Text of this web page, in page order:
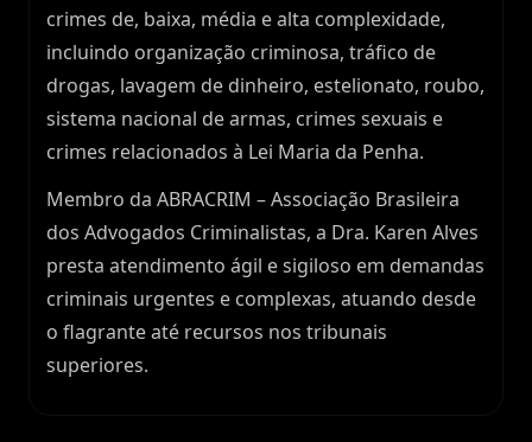
crimes de, baixa, média e alta complexidade,
incluindo organização criminosa, tráfico de
drogas, lavagem de dinheiro, estelionato, roubo,
sistema nacional de armas, crimes sexuais e
crimes relacionados à Lei Maria da Penha.
Membro da ABRACRIM – Associação Brasileira
dos Advogados Criminalistas, a Dra. Karen Alves
presta atendimento ágil e sigiloso em demandas
criminais urgentes e complexas, atuando desde
o flagrante até recursos nos tribunais
superiores.